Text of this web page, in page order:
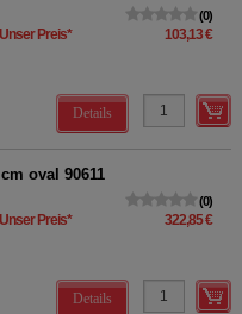
0
Unser Preis* 103,13 €
Details
oval 90611
0
Unser Preis* 322,85 €
Details